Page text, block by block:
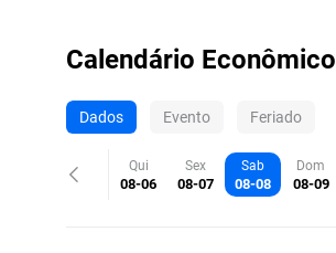
Calendário Econômico
Dados Evento Feriado
Qui
08-06
Sex
08-07
Sab
08-08
Dom
08-09